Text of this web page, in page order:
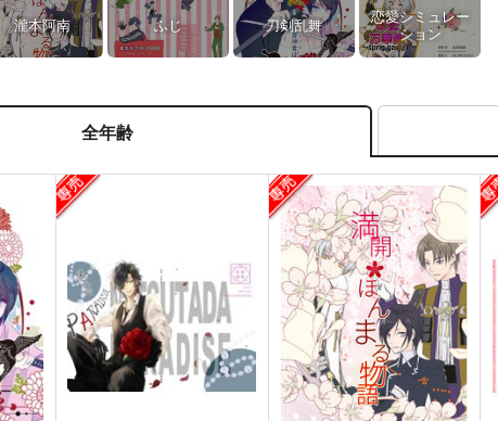
瀧本阿南 ふじ 刀剣乱舞
恋愛シミュレー
ション
全年齢